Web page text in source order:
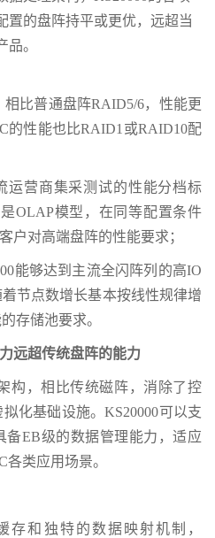
置的盘阵持平或更优，远超当
。
相比普通盘阵RAID5/6，性能更
的性能也比RAID1或RAID10配
运营商集采测试的性能分档标
OLAP模型，在同等配置条件
户对高端盘阵的性能要求；
能够达到主流全闪阵列的高IO
节点数增长基本按线性规律增
存储池要求。
远超传统盘阵的能力
构，相比传统磁阵，消除了控
化基础设施。KS20000可以支
备EB级的数据管理能力，适应
类应用场景。
存和独特的数据映射机制，